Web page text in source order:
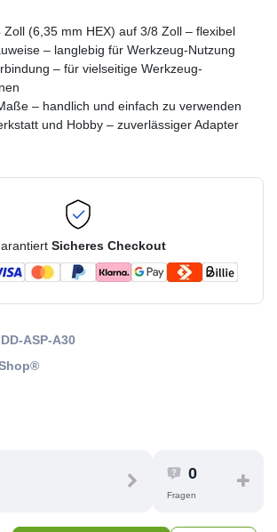
Zoll (6,35 mm HEX) auf 3/8 Zoll – flexibel
– langlebig für Werkzeug-Nutzung
– für vielseitige Werkzeug-
– handlich und einfach zu verwenden
und Hobby – zuverlässiger Adapter
Sicheres Checkout
ASP-A30
0
Fragen